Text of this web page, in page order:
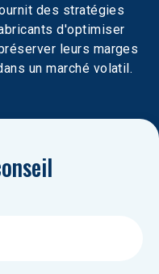
des stratégies
d'optimiser
leurs marges
un marché volatil.